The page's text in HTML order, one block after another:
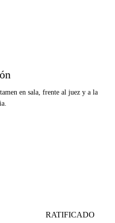
en sala, frente al juez y a la
RATIFICADO